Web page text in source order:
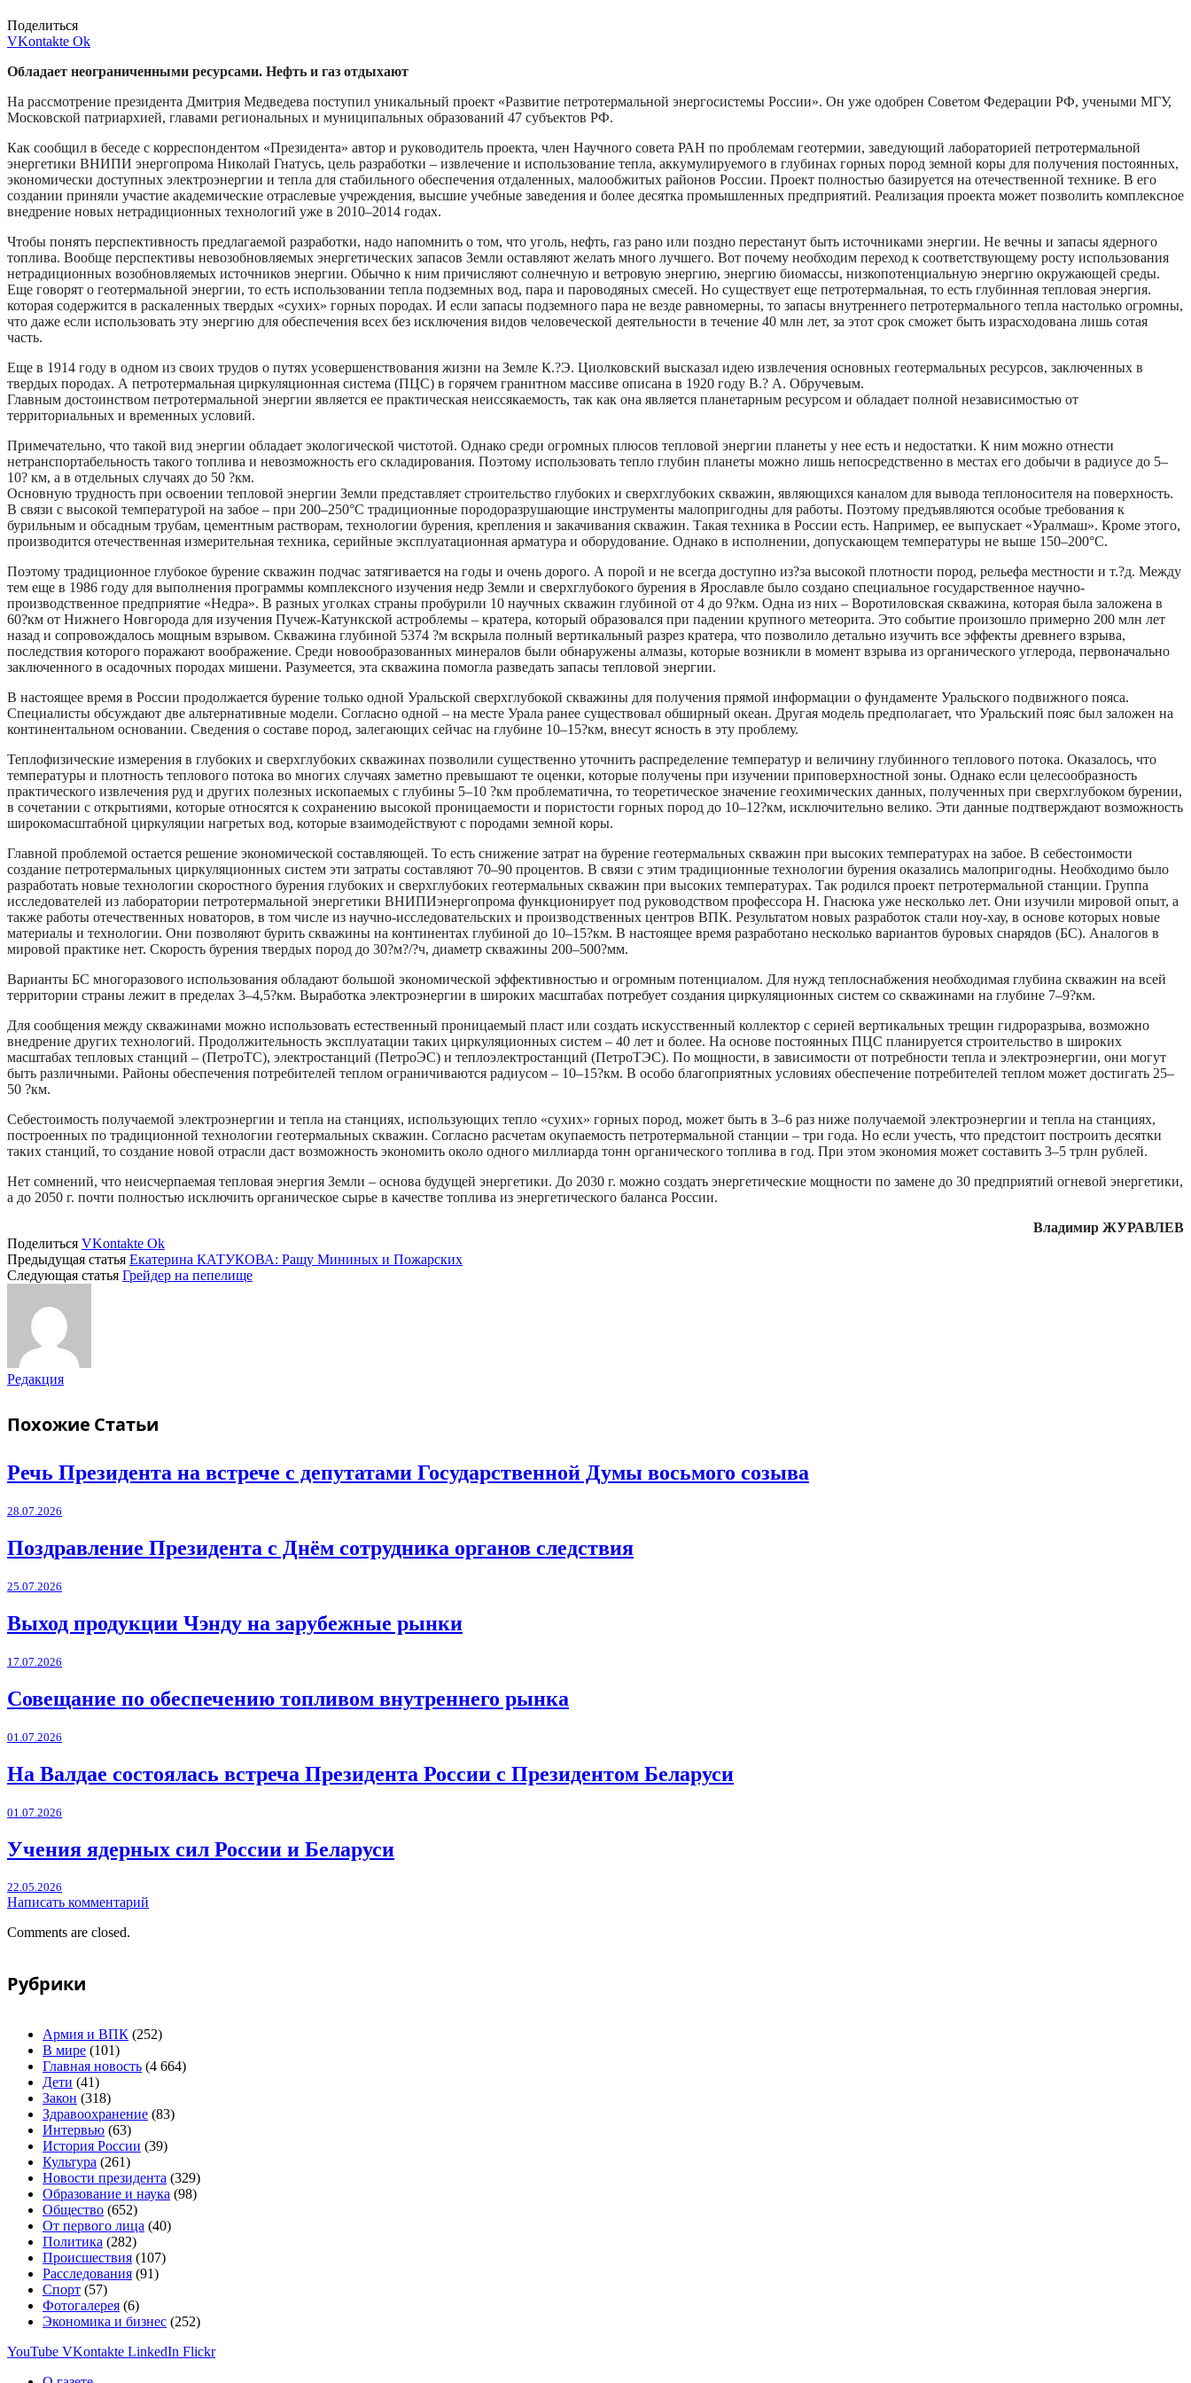
Поделиться
VKontakte Ok
Обладает неограниченными ресурсами. Нефть и газ отдыхают
На рассмотрение президента Дмитрия Медведева поступил уникальный проект «Развитие петротермальной энергосистемы России». Он уже одобрен Советом Федерации РФ, учеными МГУ,
Московской патриархией, главами региональных и муниципальных образований 47 субъектов РФ.
Как сообщил в беседе с корреспондентом «Президента» автор и руководитель проекта, член Научного совета РАН по проблемам геотермии, заведующий лабораторией петротермальной
энергетики ВНИПИ энергопрома Николай Гнатусь, цель разработки – извлечение и использование тепла, аккумулируемого в глубинах горных пород земной коры для получения постоянных,
экономически доступных электроэнергии и тепла для стабильного обеспечения отдаленных, малообжитых районов России. Проект полностью базируется на отечественной технике. В его
создании приняли участие академические отраслевые учреждения, высшие учебные заведения и более десятка промышленных предприятий. Реализация проекта может позволить комплексное
внедрение новых нетрадиционных технологий уже в 2010–2014 годах.
Чтобы понять перспективность предлагаемой разработки, надо напомнить о том, что уголь, нефть, газ рано или поздно перестанут быть источниками энергии. Не вечны и запасы ядерного
топлива. Вообще перспективы невозобновляемых энергетических запасов Земли оставляют желать много лучшего. Вот почему необходим переход к соответствующему росту использования
нетрадиционных возобновляемых источников энергии. Обычно к ним причисляют солнечную и ветровую энергию, энергию биомассы, низкопотенциальную энергию окружающей среды.
Еще говорят о геотермальной энергии, то есть использовании тепла подземных вод, пара и пароводяных смесей. Но существует еще петротермальная, то есть глубинная тепловая энергия.
которая содержится в раскаленных твердых «сухих» горных породах. И если запасы подземного пара не везде равномерны, то запасы внутреннего петротермального тепла настолько огромны,
что даже если использовать эту энергию для обеспечения всех без исключения видов человеческой деятельности в течение 40 млн лет, за этот срок сможет быть израсходована лишь сотая
часть.
Еще в 1914 году в одном из своих трудов о путях усовершенствования жизни на Земле К.?Э. Циолковский высказал идею извлечения основных геотермальных ресурсов, заключенных в
твердых породах. А петротермальная циркуляционная система (ПЦС) в горячем гранитном массиве описана в 1920 году В.? А. Обручевым.
Главным достоинством петротермальной энергии является ее практическая неиссякаемость, так как она является планетарным ресурсом и обладает полной независимостью от
территориальных и временных условий.
Примечательно, что такой вид энергии обладает экологической чистотой. Однако среди огромных плюсов тепловой энергии планеты у нее есть и недостатки. К ним можно отнести
нетранспортабельность такого топлива и невозможность его складирования. Поэтому использовать тепло глубин планеты можно лишь непосредственно в местах его добычи в радиусе до 5–
10? км, а в отдельных случаях до 50 ?км.
Основную трудность при освоении тепловой энергии Земли представляет строительство глубоких и сверхглубоких скважин, являющихся каналом для вывода теплоносителя на поверхность.
В связи с высокой температурой на забое – при 200–250°С традиционные породоразрушающие инструменты малопригодны для работы. Поэтому предъявляются особые требования к
бурильным и обсадным трубам, цементным растворам, технологии бурения, крепления и закачивания скважин. Такая техника в России есть. Например, ее выпускает «Уралмаш». Кроме этого,
производится отечественная измерительная техника, серийные эксплуатационная арматура и оборудование. Однако в исполнении, допускающем температуры не выше 150–200°С.
Поэтому традиционное глубокое бурение скважин подчас затягивается на годы и очень дорого. А порой и не всегда доступно из?за высокой плотности пород, рельефа местности и т.?д. Между
тем еще в 1986 году для выполнения программы комплексного изучения недр Земли и сверхглубокого бурения в Ярославле было создано специальное государственное научно-
производственное предприятие «Недра». В разных уголках страны пробурили 10 научных скважин глубиной от 4 до 9?км. Одна из них – Воротиловская скважина, которая была заложена в
60?км от Нижнего Новгорода для изучения Пучеж-Катункской астроблемы – кратера, который образовался при падении крупного метеорита. Это событие произошло примерно 200 млн лет
назад и сопровождалось мощным взрывом. Скважина глубиной 5374 ?м вскрыла полный вертикальный разрез кратера, что позволило детально изучить все эффекты древнего взрыва,
последствия которого поражают воображение. Среди новообразованных минералов были обнаружены алмазы, которые возникли в момент взрыва из органического углерода, первоначально
заключенного в осадочных породах мишени. Разумеется, эта скважина помогла разведать запасы тепловой энергии.
В настоящее время в России продолжается бурение только одной Уральской сверхглубокой скважины для получения прямой информации о фундаменте Уральского подвижного пояса.
Специалисты обсуждают две альтернативные модели. Согласно одной – на месте Урала ранее существовал обширный океан. Другая модель предполагает, что Уральский пояс был заложен на
континентальном основании. Сведения о составе пород, залегающих сейчас на глубине 10–15?км, внесут ясность в эту проблему.
Теплофизические измерения в глубоких и сверхглубоких скважинах позволили существенно уточнить распределение температур и величину глубинного теплового потока. Оказалось, что
температуры и плотность теплового потока во многих случаях заметно превышают те оценки, которые получены при изучении приповерхностной зоны. Однако если целесообразность
практического извлечения руд и других полезных ископаемых с глубины 5–10 ?км проблематична, то теоретическое значение геохимических данных, полученных при сверхглубоком бурении,
в сочетании с открытиями, которые относятся к сохранению высокой проницаемости и пористости горных пород до 10–12?км, исключительно велико. Эти данные подтверждают возможность
широкомасштабной циркуляции нагретых вод, которые взаимодействуют с породами земной коры.
Главной проблемой остается решение экономической составляющей. То есть снижение затрат на бурение геотермальных скважин при высоких температурах на забое. В себестоимости
создание петротермальных циркуляционных систем эти затраты составляют 70–90 процентов. В связи с этим традиционные технологии бурения оказались малопригодны. Необходимо было
разработать новые технологии скоростного бурения глубоких и сверхглубоких геотермальных скважин при высоких температурах. Так родился проект петротермальной станции. Группа
исследователей из лаборатории петротермальной энергетики ВНИПИэнергопрома функционирует под руководством профессора Н. Гнасюка уже несколько лет. Они изучили мировой опыт, а
также работы отечественных новаторов, в том числе из научно-исследовательских и производственных центров ВПК. Результатом новых разработок стали ноу-хау, в основе которых новые
материалы и технологии. Они позволяют бурить скважины на континентах глубиной до 10–15?км. В настоящее время разработано несколько вариантов буровых снарядов (БС). Аналогов в
мировой практике нет. Скорость бурения твердых пород до 30?м?/?ч, диаметр скважины 200–500?мм.
Варианты БС многоразового использования обладают большой экономической эффективностью и огромным потенциалом. Для нужд теплоснабжения необходимая глубина скважин на всей
территории страны лежит в пределах 3–4,5?км. Выработка электроэнергии в широких масштабах потребует создания циркуляционных систем со скважинами на глубине 7–9?км.
Для сообщения между скважинами можно использовать естественный проницаемый пласт или создать искусственный коллектор с серией вертикальных трещин гидроразрыва, возможно
внедрение других технологий. Продолжительность эксплуатации таких циркуляционных систем – 40 лет и более. На основе постоянных ПЦС планируется строительство в широких
масштабах тепловых станций – (ПетроТС), электростанций (ПетроЭС) и теплоэлектростанций (ПетроТЭС). По мощности, в зависимости от потребности тепла и электроэнергии, они могут
быть различными. Районы обеспечения потребителей теплом ограничиваются радиусом – 10–15?км. В особо благоприятных условиях обеспечение потребителей теплом может достигать 25–
50 ?км.
Себестоимость получаемой электроэнергии и тепла на станциях, использующих тепло «сухих» горных пород, может быть в 3–6 раз ниже получаемой электроэнергии и тепла на станциях,
построенных по традиционной технологии геотермальных скважин. Согласно расчетам окупаемость петротермальной станции – три года. Но если учесть, что предстоит построить десятки
таких станций, то создание новой отрасли даст возможность экономить около одного миллиарда тонн органического топлива в год. При этом экономия может составить 3–5 трлн рублей.
Нет сомнений, что неисчерпаемая тепловая энергия Земли – основа будущей энергетики. До 2030 г. можно создать энергетические мощности по замене до 30 предприятий огневой энергетики,
а до 2050 г. почти полностью исключить органическое сырье в качестве топлива из энергетического баланса России.
Владимир ЖУРАВЛЕВ
Поделиться VKontakte Ok
Предыдущая статья Екатерина КАТУКОВА: Ращу Мининых и Пожарских
Следующая статья Грейдер на пепелище
Редакция
Похожие Статьи
Речь Президента на встрече с депутатами Государственной Думы восьмого созыва
28.07.2026
Поздравление Президента с Днём сотрудника органов следствия
25.07.2026
Выход продукции Чэнду на зарубежные рынки
17.07.2026
Совещание по обеспечению топливом внутреннего рынка
01.07.2026
На Валдае состоялась встреча Президента России с Президентом Беларуси
01.07.2026
Учения ядерных сил России и Беларуси
22.05.2026
Написать комментарий
Comments are closed.
Рубрики
Армия и ВПК (252)
В мире (101)
Главная новость (4 664)
Дети (41)
Закон (318)
Здравоохранение (83)
Интервью (63)
История России (39)
Культура (261)
Новости президента (329)
Образование и наука (98)
Общество (652)
От первого лица (40)
Политика (282)
Происшествия (107)
Расследования (91)
Спорт (57)
Фотогалерея (6)
Экономика и бизнес (252)
YouTube VKontakte LinkedIn Flickr